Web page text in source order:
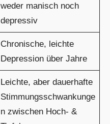
weder manisch noch
depressiv
Chronische, leichte
Depression über Jahre
Leichte, aber dauerhafte
Stimmungsschwankunge
n zwischen Hoch- &